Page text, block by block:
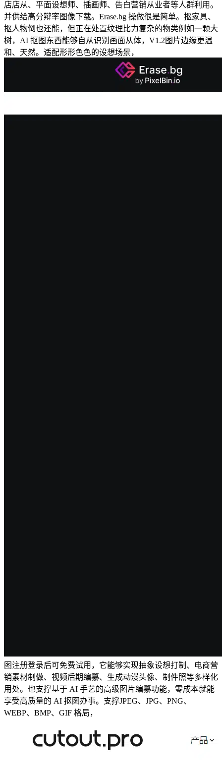
店店从、平面设想师、插画师、告白营销从业者等人群利用。
并供给高分辩率图像下载。Erase.bg 操做很是简单。抠家具、
抠人物倒也还能，但正在处置纹理比力复杂的物类例如一颗大
树，AI 抠图东西能够自从识别画面从体，V1.2图片边缘更温
和、天然。适配形形色色的设想场景，
图注册登录后可免费试用，它能够实现抽象设想打制、电商营
销素材制做、视频后期编纂、生成动漫头像、制件照等多样化
用处。也支撑基于 AI 手艺的高级图片编纂功能，零成本就能
享受高质量的 AI 抠图办事。支撑JPEG、JPG、PNG、
WEBP、BMP、GIF 格局，